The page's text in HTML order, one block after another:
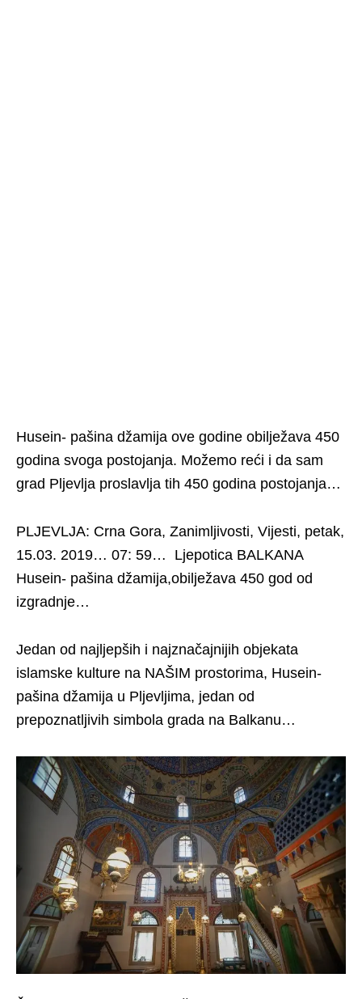
Husein- pašina džamija ove godine obilježava 450
godina svoga postojanja. Možemo reći i da sam
grad Pljevlja proslavlja tih 450 godina postojanja…
PLJEVLJA: Crna Gora, Zanimljivosti, Vijesti, petak,
15.03. 2019… 07: 59… Ljepotica BALKANA
Husein- pašina džamija,obilježava 450 god od
izgradnje…
Jedan od najljepših i najznačajnijih objekata
islamske kulture na NAŠIM prostorima, Husein-
pašina džamija u Pljevljima, jedan od
prepoznatljivih simbola grada na Balkanu…